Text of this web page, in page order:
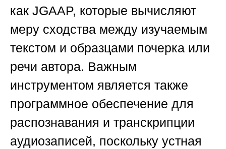
как JGAAP, которые вычисляют
меру сходства между изучаемым
текстом и образцами почерка или
речи автора. Важным
инструментом является также
программное обеспечение для
распознавания и транскрипции
аудиозаписей, поскольку устная